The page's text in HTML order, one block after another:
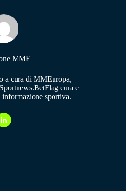
MME
a cura di MMEuropa,
cura e
sportiva.